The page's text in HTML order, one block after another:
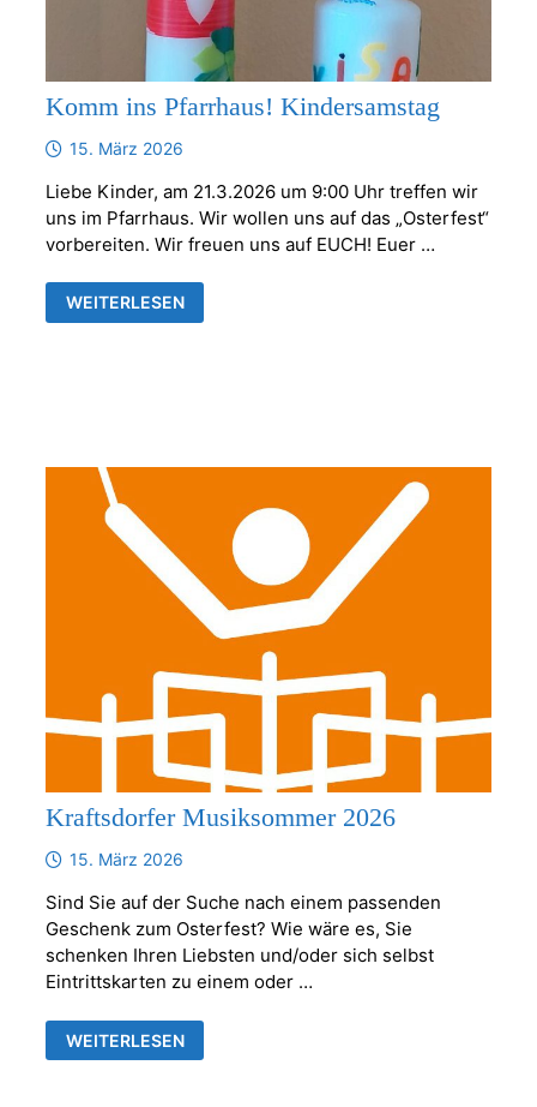
Komm ins Pfarrhaus! Kindersamstag
15. März 2026
Liebe Kinder, am 21.3.2026 um 9:00 Uhr treffen wir
uns im Pfarrhaus. Wir wollen uns auf das „Osterfest“
vorbereiten. Wir freuen uns auf EUCH! Euer …
KOMM
INS
WEITERLESEN
Kraftsdorfer Musiksommer 2026
15. März 2026
Sind Sie auf der Suche nach einem passenden
Geschenk zum Osterfest? Wie wäre es, Sie
schenken Ihren Liebsten und/oder sich selbst
Eintrittskarten zu einem oder …
KRAFTSDORFER
MUSIKSOMMER
WEITERLESEN